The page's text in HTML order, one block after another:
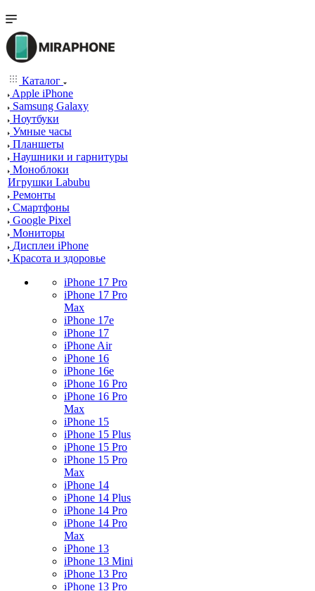
Каталог
Apple iPhone
Samsung Galaxy
Ноутбуки
Умные часы
Планшеты
Наушники и гарнитуры
Моноблоки
Игрушки Labubu
Ремонты
Смартфоны
Google Pixel
Мониторы
Дисплеи iPhone
Красота и здоровье
iPhone 17 Pro
iPhone 17 Pro
Max
iPhone 17e
iPhone 17
iPhone Air
iPhone 16
iPhone 16e
iPhone 16 Pro
iPhone 16 Pro
Max
iPhone 15
iPhone 15 Plus
iPhone 15 Pro
iPhone 15 Pro
Max
iPhone 14
iPhone 14 Plus
iPhone 14 Pro
iPhone 14 Pro
Max
iPhone 13
iPhone 13 Mini
iPhone 13 Pro
iPhone 13 Pro